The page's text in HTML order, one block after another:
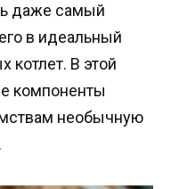
даже самый
в идеальный
котлет. В этой
компоненты
необычную